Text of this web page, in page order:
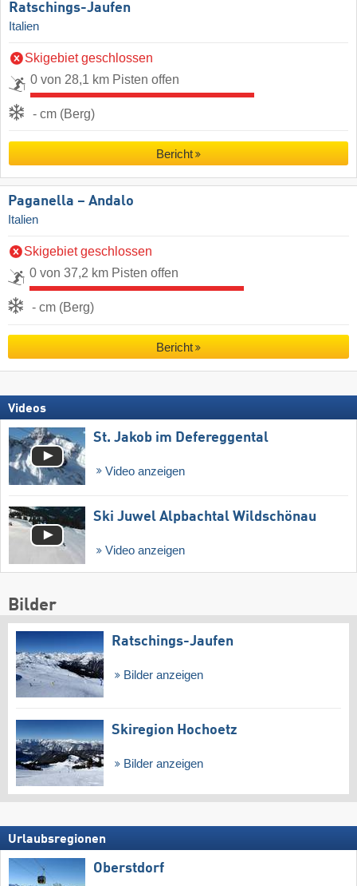
Ratschings-Jaufen
Italien
Skigebiet geschlossen
0 von 28,1 km Pisten offen
- cm (Berg)
Bericht
Paganella – Andalo
Italien
Skigebiet geschlossen
0 von 37,2 km Pisten offen
- cm (Berg)
Bericht
Videos
St. Jakob im Defereggental
Video anzeigen
Ski Juwel Alpbachtal Wildschönau
Video anzeigen
Bilder
Ratschings-Jaufen
Bilder anzeigen
Skiregion Hochoetz
Bilder anzeigen
Urlaubsregionen
Oberstdorf